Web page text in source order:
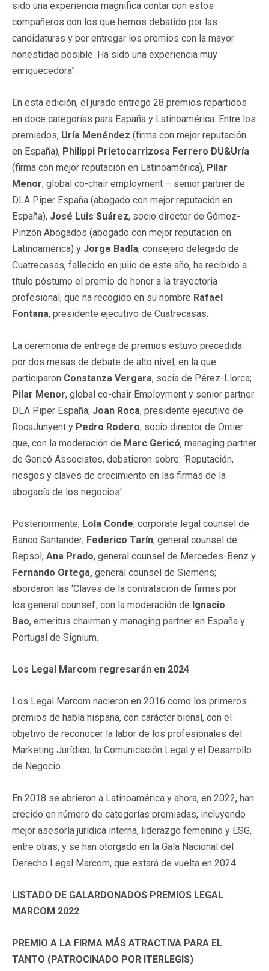
sido una experiencia magnífica contar con estos
compañeros con los que hemos debatido por las
candidaturas y por entregar los premios con la mayor
honestidad posible. Ha sido una experiencia muy
enriquecedora”.
En esta edición, el jurado entregó 28 premios repartidos
en doce categorías para España y Latinoamérica. Entre los
premiados, Uría Menéndez (firma con mejor reputación
en España), Philippi Prietocarrizosa Ferrero DU&Uría
(firma con mejor reputación en Latinoamérica), Pilar
Menor, global co-chair employment – senior partner de
DLA Piper España (abogado con mejor reputación en
España), José Luis Suárez, socio director de Gómez-
Pinzón Abogados (abogado con mejor reputación en
Latinoamérica) y Jorge Badía, consejero delegado de
Cuatrecasas, fallecido en julio de este año, ha recibido a
título póstumo el premio de honor a la trayectoria
profesional, que ha recogido en su nombre Rafael
Fontana, presidente ejecutivo de Cuatrecasas.
La ceremonia de entrega de premios estuvo precedida
por dos mesas de debate de alto nivel, en la que
participaron Constanza Vergara, socia de Pérez-Llorca;
Pilar Menor, global co-chair Employment y senior partner
DLA Piper España; Joan Roca, presidente ejecutivo de
RocaJunyent y Pedro Rodero, socio director de Ontier
que, con la moderación de Marc Gericó, managing partner
de Gericó Associates, debatieron sobre: ‘Reputación,
riesgos y claves de crecimiento en las firmas de la
abogacía de los negocios’.
Posteriormente, Lola Conde, corporate legal counsel de
Banco Santander; Federico Tarín, general counsel de
Repsol; Ana Prado, general counsel de Mercedes-Benz y
Fernando Ortega, general counsel de Siemens;
abordaron las ‘Claves de la contratación de firmas por
los general counsel’, con la moderación de Ignacio
Bao, emeritus chairman y managing partner en España y
Portugal de Signium.
Los Legal Marcom regresarán en 2024
Los Legal Marcom nacieron en 2016 como los primeros
premios de habla hispana, con carácter bienal, con el
objetivo de reconocer la labor de los profesionales del
Marketing Jurídico, la Comunicación Legal y el Desarrollo
de Negocio.
En 2018 se abrieron a Latinoamérica y ahora, en 2022, han
crecido en número de categorías premiadas, incluyendo
mejor asesoría jurídica interna, liderazgo femenino y ESG,
entre otras, y se han otorgado en la Gala Nacional del
Derecho Legal Marcom, que estará de vuelta en 2024.
LISTADO DE GALARDONADOS PREMIOS LEGAL
MARCOM 2022
PREMIO A LA FIRMA MÁS ATRACTIVA PARA EL
TANTO (PATROCINADO POR ITERLEGIS)